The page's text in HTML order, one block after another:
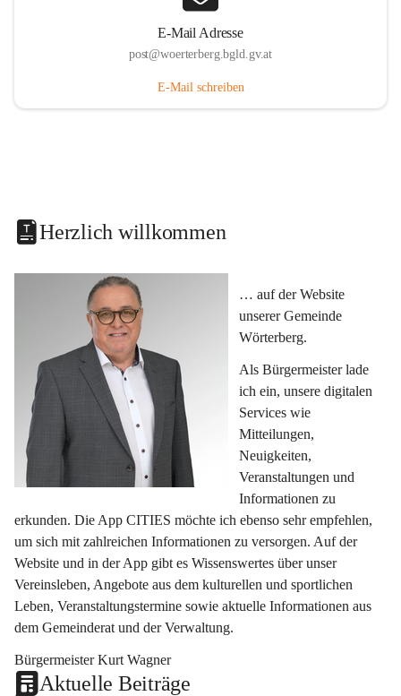
E-Mail Adresse
post@woerterberg.bgld.gv.at
E-Mail schreiben
Herzlich willkommen
… auf der Website
unserer Gemeinde
Wörterberg.
Als Bürgermeister lade
ich ein, unsere digitalen
Services wie
Mitteilungen,
Neuigkeiten,
Veranstaltungen und
Informationen zu
erkunden. Die App CITIES möchte ich ebenso sehr empfehlen,
um sich mit zahlreichen Informationen zu versorgen. Auf der
Website und in der App gibt es Wissenswertes über unser
Vereinsleben, Angebote aus dem kulturellen und sportlichen
Leben, Veranstaltungstermine sowie aktuelle Informationen aus
dem Gemeinderat und der Verwaltung.
Bürgermeister Kurt Wagner
Aktuelle Beiträge